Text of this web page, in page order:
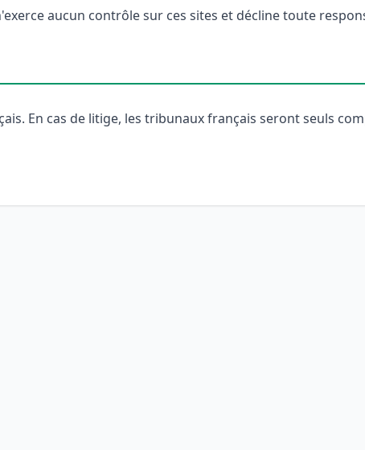
aucun contrôle sur ces sites et décline toute
En cas de litige, les tribunaux français seront seuls